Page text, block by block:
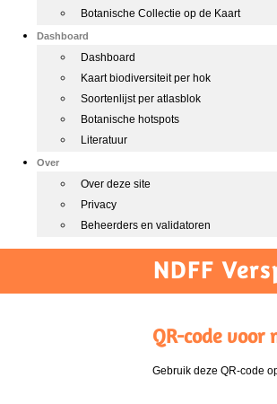
Botanische Collectie op de Kaart
Dashboard
Dashboard
Kaart biodiversiteit per hok
Soortenlijst per atlasblok
Botanische hotspots
Literatuur
Over
Over deze site
Privacy
Beheerders en validatoren
NDFF
QR-code voor
Gebruik deze QR-code